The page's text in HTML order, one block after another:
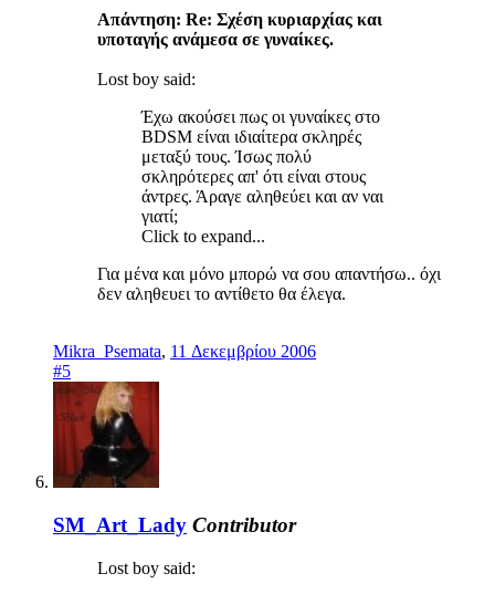
Απάντηση: Re: Σχέση κυριαρχίας και
υποταγής ανάμεσα σε γυναίκες.
Lost boy said:
Έχω ακούσει πως οι γυναίκες στο
BDSM είναι ιδιαίτερα σκληρές
μεταξύ τους. Ίσως πολύ
σκληρότερες απ' ότι είναι στους
άντρες. Άραγε αληθεύει και αν ναι
γιατί;
Click to expand...
Για μένα και μόνο μπορώ να σου απαντήσω.. όχι
δεν αληθευει το αντίθετο θα έλεγα.
Mikra_Psemata, 11 Δεκεμβρίου 2006
#5
SM_Art_Lady Contributor
Lost boy said: